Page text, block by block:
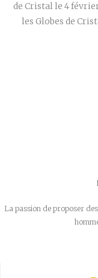
de Cristal le 4
les Globes de
La passion de proposer